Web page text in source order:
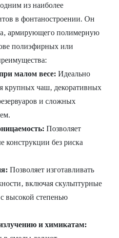
из наиболее
в фонтаностроении. Он
армирующего полимерную
полиэфирных или
малом весе: Идеально
крупных чаш‚ декоративных
и сложных
Позволяет
конструкции без риска
Позволяет изготавливать
включая скульптурные
высокой степенью
и химикатам: